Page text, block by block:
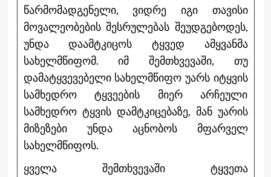
წარმომადგენელი, ვიდრე იგი თავისი
მოვალეობების შესრულებას შეუდგებოდეს,
უნდა დაამტკიცოს ტყვედ ამყვანმა
სახელმწიფომ. იმ შემთხვევაში, თუ
დამატყვევებელი სახელმწიფო უარს იტყვის
სამხედრო ტყვეების მიერ არჩეული
სამხედრო ტყვის დამტკიცებაზე, მან უარის
მიზეზები უნდა აცნობოს მფარველ
სახელმწიფოს.
ყველა შემთხვევაში ტყვეთა